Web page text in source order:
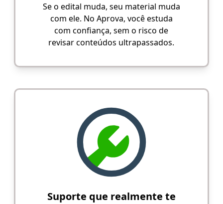
Se o edital muda, seu material muda
com ele. No Aprova, você estuda
com confiança, sem o risco de
revisar conteúdos ultrapassados.
Suporte que realmente te